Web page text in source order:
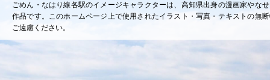
ごめん・なはり線各駅のイメージキャラクターは、高知県出身の漫画家やな
作品です。このホームページ上で使用されたイラスト・写真・テキストの無
ご遠慮ください。